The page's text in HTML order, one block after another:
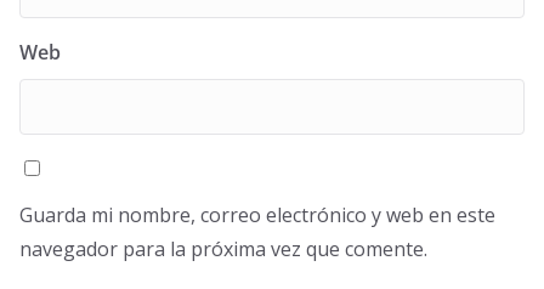
Web
Guarda mi nombre, correo electrónico y web en este
navegador para la próxima vez que comente.